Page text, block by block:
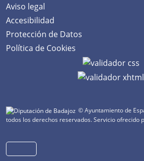
Aviso legal
Accesibilidad
Protección de Datos
Política de Cookies
© Ayuntamiento de
todos los derechos reservados.Servicio ofrecido